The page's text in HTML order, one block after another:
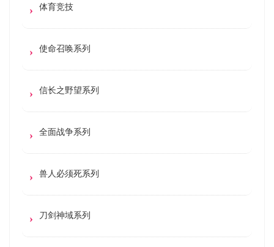
体育竞技
使命召唤系列
信长之野望系列
全面战争系列
兽人必须死系列
刀剑神域系列